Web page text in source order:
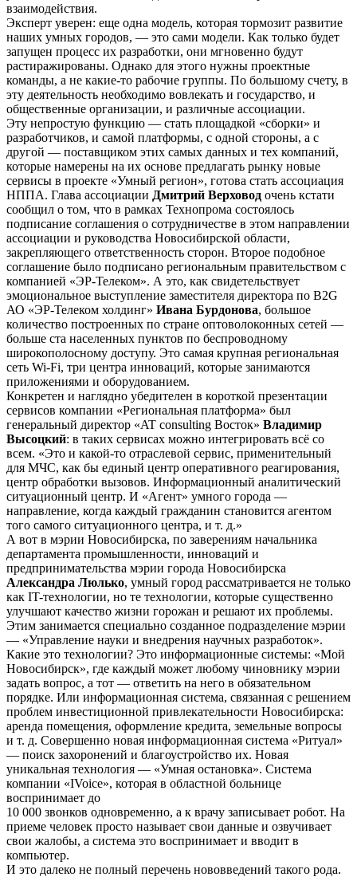
взаимодействия.
Эксперт уверен: еще одна модель, которая тормозит развитие
наших умных городов, — это сами модели. Как только будет
запущен процесс их разработки, они мгновенно будут
растиражированы. Однако для этого нужны проектные
команды, а не какие-то рабочие группы. По большому счету, в
эту деятельность необходимо вовлекать и государство, и
общественные организации, и различные ассоциации.
Эту непростую функцию — стать площадкой «сборки» и
разработчиков, и самой платформы, с одной стороны, а с
другой — поставщиком этих самых данных и тех компаний,
которые намерены на их основе предлагать рынку новые
сервисы в проекте «Умный регион», готова стать ассоциация
НППА. Глава ассоциации Дмитрий Верховод очень кстати
сообщил о том, что в рамках Технопрома состоялось
подписание соглашения о сотрудничестве в этом направлении
ассоциации и руководства Новосибирской области,
закрепляющего ответственность сторон. Второе подобное
соглашение было подписано региональным правительством с
компанией «ЭР-Телеком». А это, как свидетельствует
эмоциональное выступление заместителя директора по B2G
АО «ЭР-Телеком холдинг» Ивана Бурдонова, большое
количество построенных по стране оптоволоконных сетей —
больше ста населенных пунктов по беспроводному
широкополосному доступу. Это самая крупная региональная
сеть Wi-Fi, три центра инноваций, которые занимаются
приложениями и оборудованием.
Конкретен и наглядно убедителен в короткой презентации
сервисов компании «Региональная платформа» был
генеральный директор «AT consulting Восток» Владимир
Высоцкий: в таких сервисах можно интегрировать всё со
всем. «Это и какой-то отраслевой сервис, применительный
для МЧС, как бы единый центр оперативного реагирования,
центр обработки вызовов. Информационный аналитический
ситуационный центр. И «Агент» умного города —
направление, когда каждый гражданин становится агентом
того самого ситуационного центра, и т. д.»
А вот в мэрии Новосибирска, по заверениям начальника
департамента промышленности, инноваций и
предпринимательства мэрии города Новосибирска
Александра Люлько, умный город рассматривается не только
как IT-технологии, но те технологии, которые существенно
улучшают качество жизни горожан и решают их проблемы.
Этим занимается специально созданное подразделение мэрии
— «Управление науки и внедрения научных разработок».
Какие это технологии? Это информационные системы: «Мой
Новосибирск», где каждый может любому чиновнику мэрии
задать вопрос, а тот — ответить на него в обязательном
порядке. Или информационная система, связанная с решением
проблем инвестиционной привлекательности Новосибирска:
аренда помещения, оформление кредита, земельные вопросы
и т. д. Совершенно новая информационная система «Ритуал»
— поиск захоронений и благоустройство их. Новая
уникальная технология — «Умная остановка». Система
компании «IVoice», которая в областной больнице
воспринимает до
10 000 звонков одновременно, а к врачу записывает робот. На
приеме человек просто называет свои данные и озвучивает
свои жалобы, а система это воспринимает и вводит в
компьютер.
И это далеко не полный перечень нововведений такого рода.